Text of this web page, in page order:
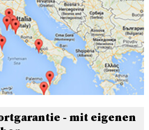
- mit eigenen